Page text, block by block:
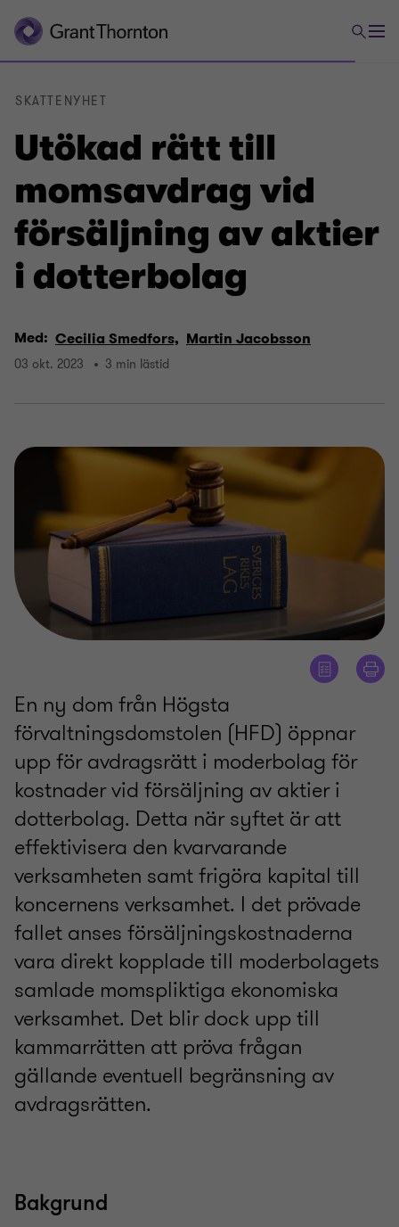
Utökad rätt till
momsavdrag vid
försäljning av aktier
i dotterbolag
SKATTENYHET
Med: Cecilia Smedfors, Martin Jacobsson
03 okt. 2023 3 min lästid
En ny dom från Högsta
förvaltningsdomstolen (HFD) öppnar
upp för avdragsrätt i moderbolag för
kostnader vid försäljning av aktier i
dotterbolag. Detta när syftet är att
effektivisera den kvarvarande
verksamheten samt frigöra kapital till
koncernens verksamhet. I det prövade
fallet anses försäljningskostnaderna
vara direkt kopplade till moderbolagets
samlade momspliktiga ekonomiska
verksamhet. Det blir dock upp till
kammarrätten att pröva frågan
gällande eventuell begränsning av
avdragsrätten.
Bakgrund